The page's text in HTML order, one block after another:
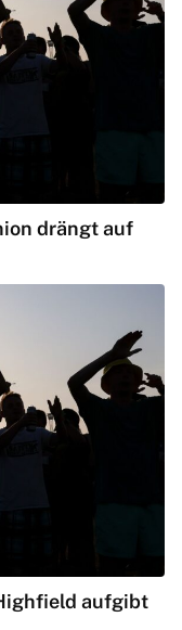
drängt auf
aufgibt